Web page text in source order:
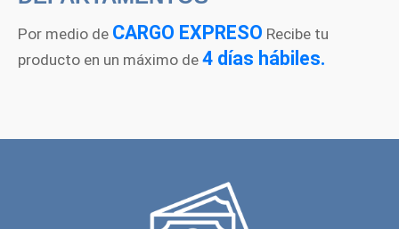
Por medio de CARGO EXPRESO Recibe tu
producto en un máximo de 4 días hábiles.